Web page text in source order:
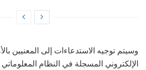
وسيتم توجيه الاستدعاءات إلى المعنيين
الإلكتروني المسجلة في النظام